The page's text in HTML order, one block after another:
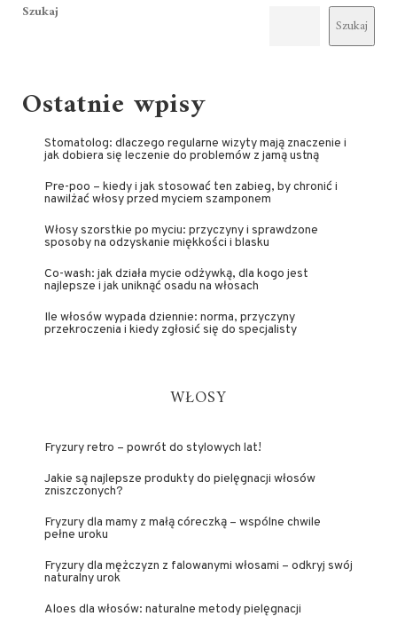
Szukaj
Szukaj
Ostatnie wpisy
Stomatolog: dlaczego regularne wizyty mają znaczenie i
jak dobiera się leczenie do problemów z jamą ustną
Pre-poo – kiedy i jak stosować ten zabieg, by chronić i
nawilżać włosy przed myciem szamponem
Włosy szorstkie po myciu: przyczyny i sprawdzone
sposoby na odzyskanie miękkości i blasku
Co-wash: jak działa mycie odżywką, dla kogo jest
najlepsze i jak uniknąć osadu na włosach
Ile włosów wypada dziennie: norma, przyczyny
przekroczenia i kiedy zgłosić się do specjalisty
WŁOSY
Fryzury retro – powrót do stylowych lat!
Jakie są najlepsze produkty do pielęgnacji włosów
zniszczonych?
Fryzury dla mamy z małą córeczką – wspólne chwile
pełne uroku
Fryzury dla mężczyzn z falowanymi włosami – odkryj swój
naturalny urok
Aloes dla włosów: naturalne metody pielęgnacji